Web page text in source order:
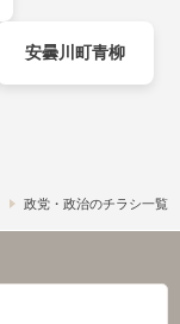
安曇川町青柳
政党・政治のチラシ一覧